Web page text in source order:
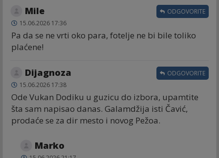
Mile
15.06.2026 17:36
Pa da se ne vrti oko para, fotelje ne bi bile toliko
plaćene!
ODGOVORITE
Dijagnoza
15.06.2026 17:38
Ode Vukan Dodiku u guzicu do izbora, upamtite
šta sam napisao danas. Galamdžija isti Čavić,
prodaće se za dir mesto i novog Pežoa.
ODGOVORITE
Marko